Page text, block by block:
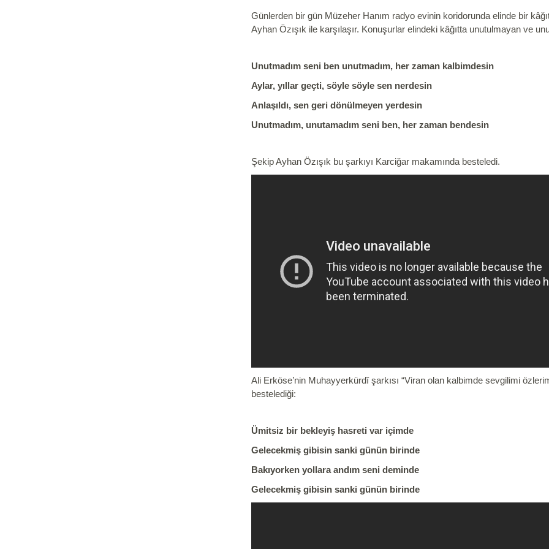
Günlerden bir gün Müzeher Hanım radyo evinin koridorunda elinde bir
Ayhan Özışık ile karşılaşır. Konuşurlar elindeki kâğıtta unutulmayan ve
Unutmadım seni ben unutmadım, her zaman kalbimdesin
Aylar, yıllar geçti, söyle söyle sen nerdesin
Anlaşıldı, sen geri dönülmeyen yerdesin
Unutmadım, unutamadım seni ben, her zaman bendesin
Şekip Ayhan Özışık bu şarkıyı Karciğar makamında besteledi.
Ali Erköse’nin Muhayyerkürdî şarkısı “Viran olan kalbimde sevgilimi
bestelediği:
Ümitsiz bir bekleyiş hasreti var içimde
Gelecekmiş gibisin sanki günün birinde
Bakıyorken yollara andım seni deminde
Gelecekmiş gibisin sanki günün birinde